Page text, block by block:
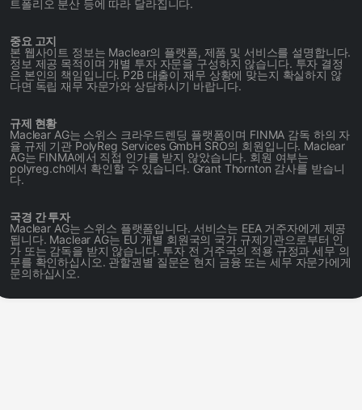
트폴리오 분산 등에 따라 달라집니다.
중요 고지
본 웹사이트 정보는 Maclear의 플랫폼, 제품 및 서비스를 설명합니다.
정보 제공 목적이며 개별 투자 자문을 구성하지 않습니다. 투자 결정
은 본인의 책임입니다. P2B 대출이 재무 상황에 맞는지 확실하지 않
다면 독립 재무 자문가와 상담하시기 바랍니다.
규제 현황
Maclear AG는 스위스 크라우드렌딩 플랫폼이며 FINMA 감독 하의 자
율 규제 기관 PolyReg Services GmbH SRO의 회원입니다. Maclear
AG는 FINMA에서 직접 인가를 받지 않았습니다. 회원 여부는
polyreg.ch에서 확인할 수 있습니다. Grant Thornton 감사를 받습니
다.
국경 간 투자
Maclear AG는 스위스 플랫폼입니다. 서비스는 EEA 거주자에게 제공
됩니다. Maclear AG는 EU 개별 회원국의 국가 규제기관으로부터 인
가 또는 감독을 받지 않습니다. 투자 전 거주국의 적용 규정과 세무 의
무를 확인하십시오. 관할권별 질문은 현지 금융 또는 세무 자문가에게
문의하십시오.